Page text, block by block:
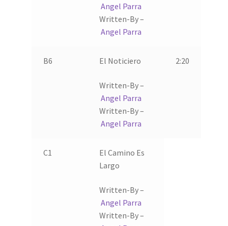
Angel Parra
Written-By –
Angel Parra
B6 El Noticiero
Written-By –
Angel Parra
Written-By –
Angel Parra
2:20
C1
El Camino Es
Largo
Written-By –
Angel Parra
Written-By –